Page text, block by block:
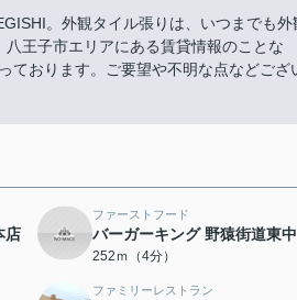
。外観タイル張りは、いつまでも外
王子市エリアにある賃貸情報のことな
ております。ご要望や不明な点などござ
店
ファーストフード
バーガーキング 野猿街道東
252ｍ（4分）
ファミリーレストラン